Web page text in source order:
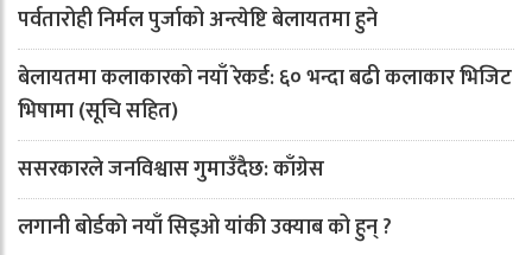
पर्वतारोही निर्मल पुर्जाको अन्त्येष्टि बेलायतमा हुने
बेलायतमा कलाकारको नयाँ रेकर्ड: ६० भन्दा बढी कलाकार भिजिट
भिषामा (सूचि सहित)
ससरकारले जनविश्वास गुमाउँदैछ: काँग्रेस
लगानी बोर्डको नयाँ सिइओ यांकी उक्याब को हुन् ?